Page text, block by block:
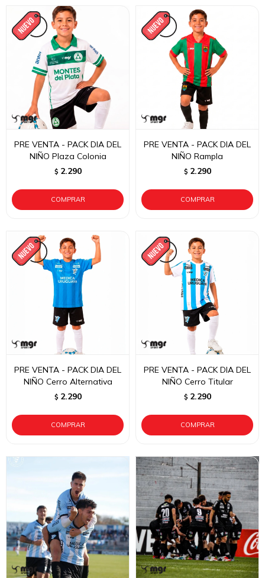
PRE VENTA - PACK DIA DEL
NIÑO Plaza Colonia
$ 2.290
PRE VENTA - PACK DIA DEL
NIÑO Rampla
$ 2.290
PRE VENTA - PACK DIA DEL
NIÑO Cerro Alternativa
$ 2.290
PRE VENTA - PACK DIA DEL
NIÑO Cerro Titular
$ 2.290